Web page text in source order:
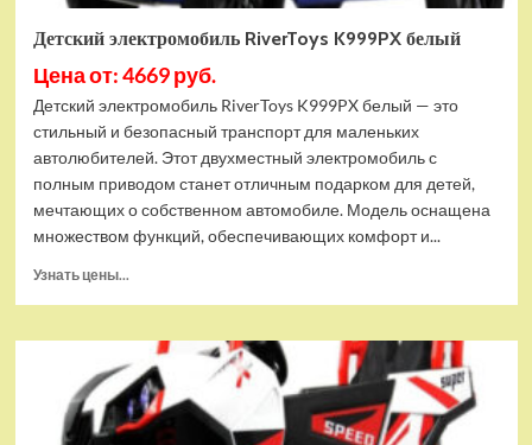
Детский электромобиль RiverToys K999PX белый
Цена от: 4669 руб.
Детский электромобиль RiverToys K999PX белый — это
стильный и безопасный транспорт для маленьких
автолюбителей. Этот двухместный электромобиль с
полным приводом станет отличным подарком для детей,
мечтающих о собственном автомобиле. Модель оснащена
множеством функций, обеспечивающих комфорт и...
Узнать цены...
Детский
электромобиль
RiverToys
K999PX
белый